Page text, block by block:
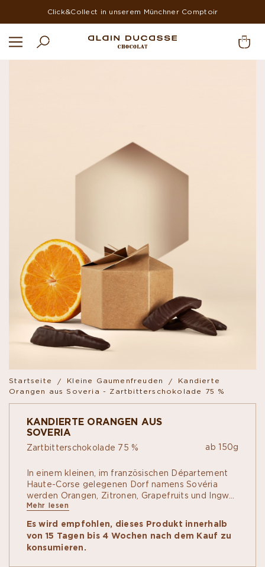
Click&Collect in unserem Münchner Comptoir
Startseite Kleine Gaumenfreuden
Kandierte
Orangen aus Soveria - Zartbitterschokolade 75 %
KANDIERTE ORANGEN AUS
SOVERIA
Zartbitterschokolade 75 % ab 150g
In einem kleinen, im französischen Département
Haute-Corse gelegenen Dorf namens Sovéria
werden Orangen, Zitronen, Grapefruits und Ingwer
von Hand kandiert. Nach einer Nacht Ruhezeit
Kakaopulver überzogen. Im letzten Schritt
werden die natürlichen Aromen hervorgehoben:
mit einem feinen Überzug aus der
Mehr lesen
Es wird empfohlen, dieses Produkt innerhalb
von 15 Tagen bis 4 Wochen nach dem Kauf zu
konsumieren.